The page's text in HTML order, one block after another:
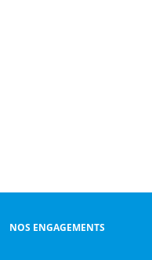
NOS ENGAGEMENTS